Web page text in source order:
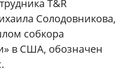
T&R
Солодовникова,
собкора
в США, обозначен